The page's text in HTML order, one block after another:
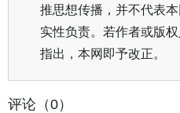
推思想传播，并不代表
实性负责。若作者或版
指出，本网即予改正。
评论（0）